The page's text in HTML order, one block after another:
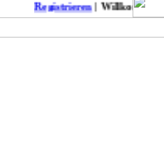
Registrieren| Willkommen